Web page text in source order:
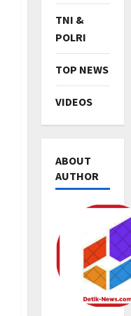
TNI &
POLRI
TOP NEWS
VIDEOS
ABOUT
AUTHOR
TNI &
P
a
s
c
a